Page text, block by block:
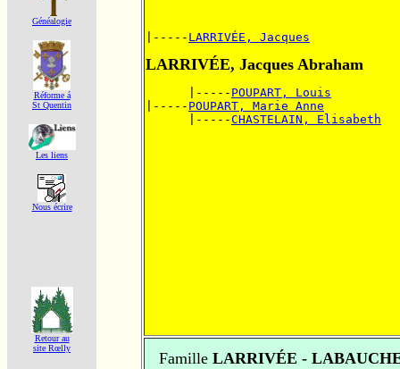
Généalogie
Réforme á
St Quentin
Les liens
Nous écrire
Retour au
site Rœlly
|----- LARRIVÉE, Jacques
LARRIVÉE, Jacques Abraham
      |-----
POUPART, Louis
|----- POUPART, Marie Anne
      |-----
CHASTELAIN, Elisabeth
Famille LARRIVÉE -